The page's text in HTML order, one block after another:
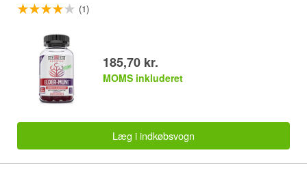
(1)
185,70 kr.
MOMS inkluderet
Læg i indkøbsvogn